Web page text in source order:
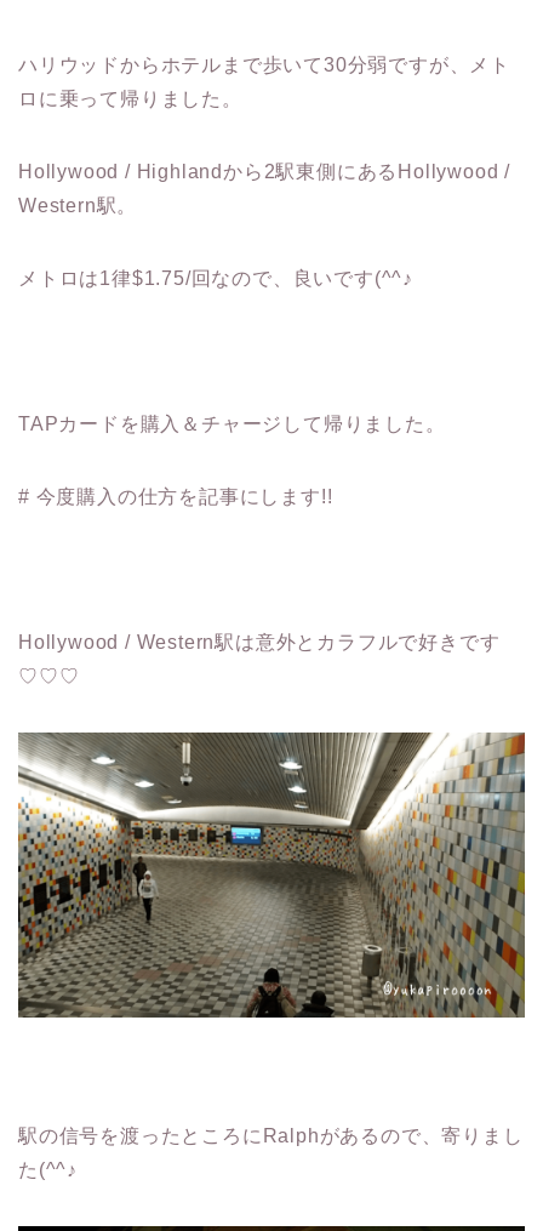
ハリウッドからホテルまで歩いて30分弱ですが、メト
ロに乗って帰りました。
Hollywood / Highlandから2駅東側にあるHollywood /
Western駅。
メトロは1律$1.75/回なので、良いです(^^♪
TAPカードを購入＆チャージして帰りました。
# 今度購入の仕方を記事にします!!
Hollywood / Western駅は意外とカラフルで好きです
♡♡♡
駅の信号を渡ったところにRalphがあるので、寄りまし
た(^^♪